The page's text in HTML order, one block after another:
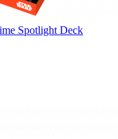
Spotlight Deck